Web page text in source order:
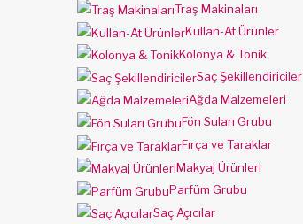
Traş Makinaları
Kullan-At Ürünler
Kolonya & Tonik
Saç Şekillendiriciler
Ağda Malzemeleri
Fön Suları Grubu
Fırça ve Taraklar
Makyaj Ürünleri
Parfüm Grubu
Saç Açıcılar